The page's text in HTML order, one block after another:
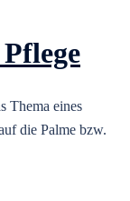
Thema eines
die Palme bzw.